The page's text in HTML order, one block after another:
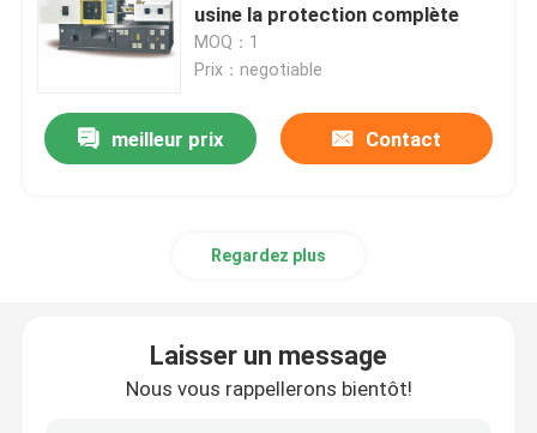
Équipement auxiliaire
usine la protection complète
MOQ：1
Prix：negotiable
meilleur prix Contact
Regardez plus
Laisser un message
Nous vous rappellerons bientôt!